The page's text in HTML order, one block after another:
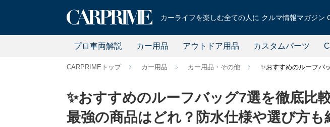
カーライフを楽しむ全ての人に クルマ情報マガジン
プロ車両解説 カー用品 アウトドア用品 カスタムパーツ
CARPRIMEトップ カー用品 カー用品・その他 ✨おすすめのルーフバ
✨おすすめのルーフバッグ7選を徹底比較
最強の商品はどれ？防水仕様や選び方も